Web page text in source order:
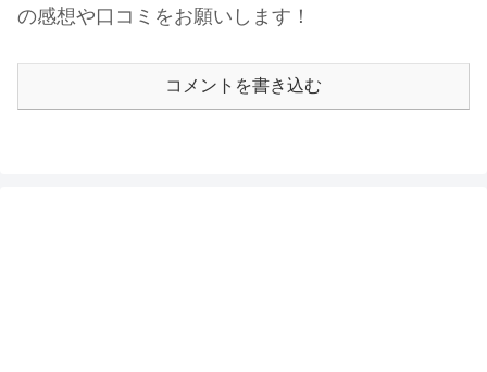
の感想や口コミをお願いします！
コメントを書き込む